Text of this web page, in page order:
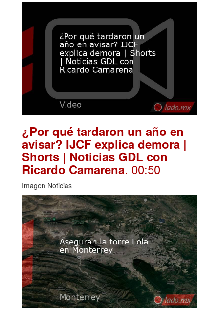
¿Por qué tardaron un año en
avisar? IJCF explica demora |
Shorts | Noticias GDL con
Ricardo Camarena. 00:50
Imagen Noticias